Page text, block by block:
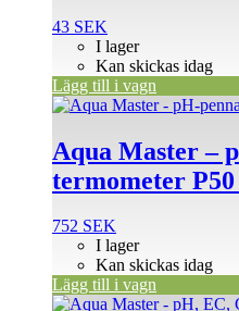
43 SEK
I lager
Kan skickas idag
Lägg till i vagn
Aqua Master –
termometer
752 SEK
I lager
Kan skickas idag
Lägg till i vagn